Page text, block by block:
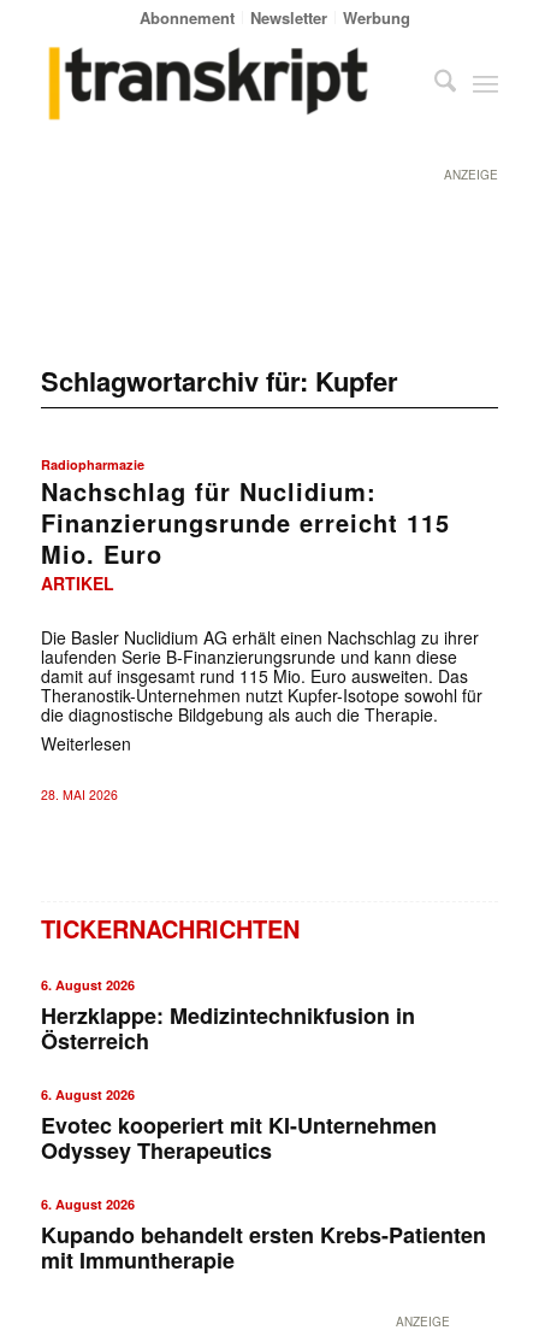
Abonnement Newsletter Werbung
ANZEIGE
Schlagwortarchiv für: Kupfer
Radiopharmazie
Nachschlag für Nuclidium:
Finanzierungsrunde erreicht 115
Mio. Euro
ARTIKEL
Die Basler Nuclidium AG erhält einen Nachschlag zu ihrer
laufenden Serie B-Finanzierungsrunde und kann diese
damit auf insgesamt rund 115 Mio. Euro ausweiten. Das
Theranostik-Unternehmen nutzt Kupfer-Isotope sowohl für
die diagnostische Bildgebung als auch die Therapie.
Weiterlesen
28. MAI 2026
TICKERNACHRICHTEN
6. August 2026
Herzklappe: Medizintechnikfusion in
Österreich
6. August 2026
Evotec kooperiert mit KI-Unternehmen
Odyssey Therapeutics
6. August 2026
Kupando behandelt ersten Krebs-Patienten
mit Immuntherapie
ANZEIGE